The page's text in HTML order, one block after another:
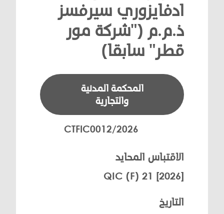
ادفايزوري سيرفسز
ذ.م.م ("شركة مور
قطر" سابقا)
المحكمة المدنية
والتجارية
CTFIC0012/2026
الاقتباس المحايد
[2026] QIC (F) 21
التاريخ